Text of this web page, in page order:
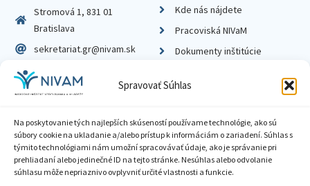
Spravovať Súhlas
Na poskytovanie tých najlepších skúseností používame technológie, ako sú
súbory cookie na ukladanie a/alebo prístup k informáciám o zariadení. Súhlas s
týmito technológiami nám umožní spracovávať údaje, ako je správanie pri
prehliadaní alebo jedinečné ID na tejto stránke. Nesúhlas alebo odvolanie
súhlasu môže nepriaznivo ovplyvniť určité vlastnosti a funkcie.
Stromová 1, 831 01
Bratislava
sekretariat.gr@nivam.sk
IČO: 00164348
DIČ: 2020798714
Kde nás nájdete
Pracoviská NIVaM
Dokumenty inštitúcie
Zásady ochrany súkromia